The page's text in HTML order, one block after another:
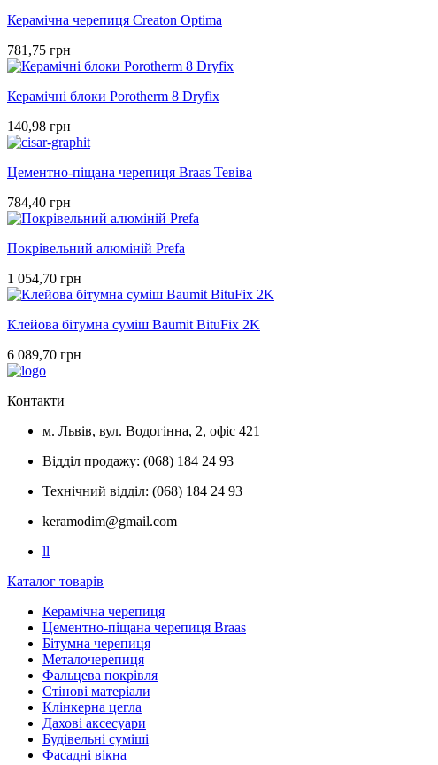
Керамічна черепиця Creaton Optima
781,75 грн
Керамічні блоки Porotherm 8 Dryfix
140,98 грн
Цементно-піщана черепиця Braas Тевіва
784,40 грн
Покрівельний алюміній Prefa
1 054,70 грн
Клейова бітумна суміш Baumit BituFix 2K
6 089,70 грн
Контакти
м. Львів, вул. Водогінна, 2, офіс 421
Відділ продажу: (068) 184 24 93
Технічний відділ: (068) 184 24 93
keramodim@gmail.com
ll
Каталог товарів
Керамічна черепиця
Цементно-піщана черепиця Braas
Бітумна черепиця
Металочерепиця
Фальцева покрівля
Стінові матеріали
Клінкерна цегла
Дахові аксесуари
Будівельні суміші
Фасадні вікна